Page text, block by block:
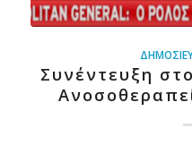
Συνέντευξη